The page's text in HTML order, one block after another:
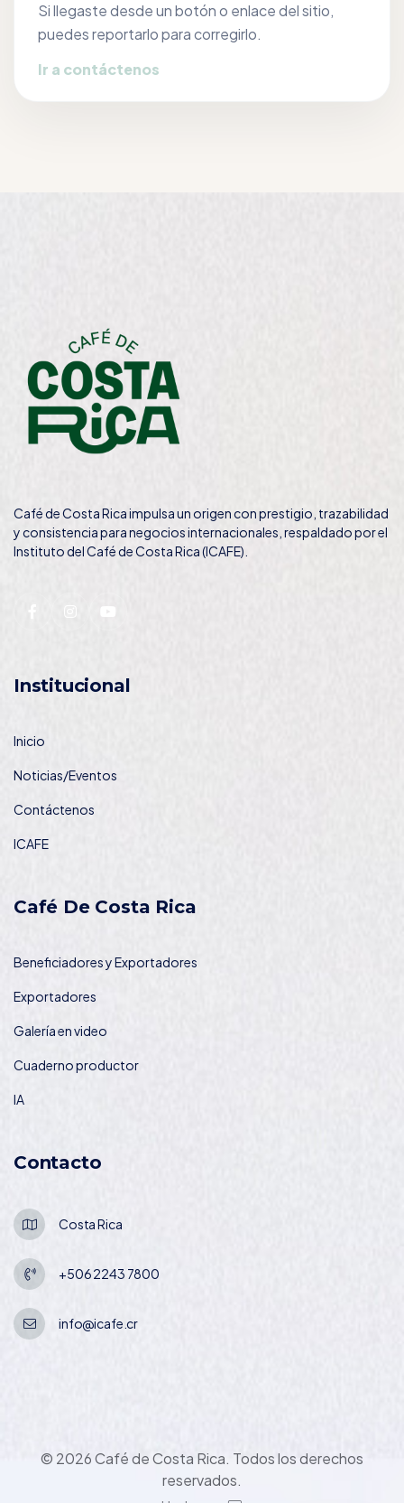
Si llegaste desde un botón o enlace del sitio,
puedes reportarlo para corregirlo.
Ir a contáctenos
Café de Costa Rica impulsa un origen con prestigio, trazabilidad
y consistencia para negocios internacionales, respaldado por el
Instituto del Café de Costa Rica (ICAFE).
Institucional
Inicio
Noticias/Eventos
Contáctenos
ICAFE
Café De Costa Rica
Beneficiadores y Exportadores
Exportadores
Galería en video
Cuaderno productor
IA
Contacto
Costa Rica
+506 2243 7800
info@icafe.cr
© 2026 Café de Costa Rica. Todos los derechos
reservados.